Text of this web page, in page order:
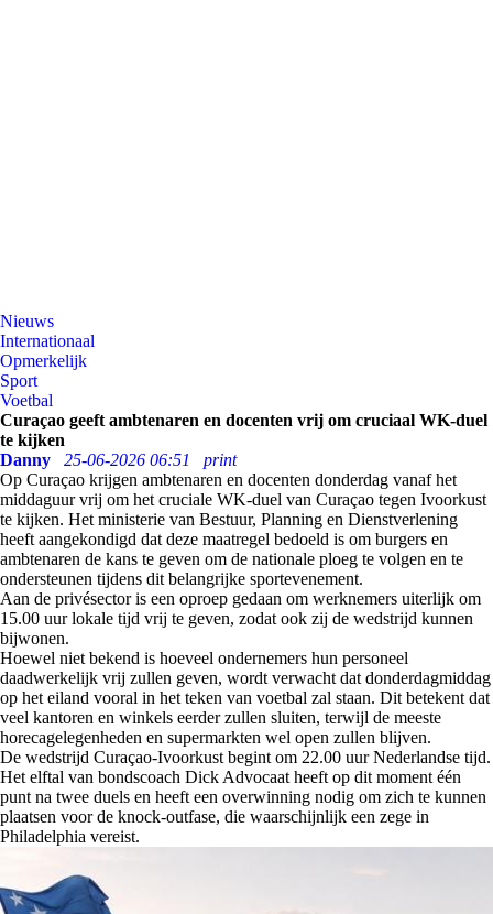
Nieuws
Internationaal
Opmerkelijk
Sport
Voetbal
Curaçao geeft ambtenaren en docenten vrij om cruciaal WK-duel
te kijken
Danny
25-06-2026 06:51
print
Op Curaçao krijgen ambtenaren en docenten donderdag vanaf het
middaguur vrij om het cruciale WK-duel van Curaçao tegen Ivoorkust
te kijken. Het ministerie van Bestuur, Planning en Dienstverlening
heeft aangekondigd dat deze maatregel bedoeld is om burgers en
ambtenaren de kans te geven om de nationale ploeg te volgen en te
ondersteunen tijdens dit belangrijke sportevenement.
Aan de privésector is een oproep gedaan om werknemers uiterlijk om
15.00 uur lokale tijd vrij te geven, zodat ook zij de wedstrijd kunnen
bijwonen.
Hoewel niet bekend is hoeveel ondernemers hun personeel
daadwerkelijk vrij zullen geven, wordt verwacht dat donderdagmiddag
op het eiland vooral in het teken van voetbal zal staan. Dit betekent dat
veel kantoren en winkels eerder zullen sluiten, terwijl de meeste
horecagelegenheden en supermarkten wel open zullen blijven.
De wedstrijd Curaçao-Ivoorkust begint om 22.00 uur Nederlandse tijd.
Het elftal van bondscoach Dick Advocaat heeft op dit moment één
punt na twee duels en heeft een overwinning nodig om zich te kunnen
plaatsen voor de knock-outfase, die waarschijnlijk een zege in
Philadelphia vereist.